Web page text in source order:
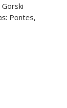
Gorski
Pontes,